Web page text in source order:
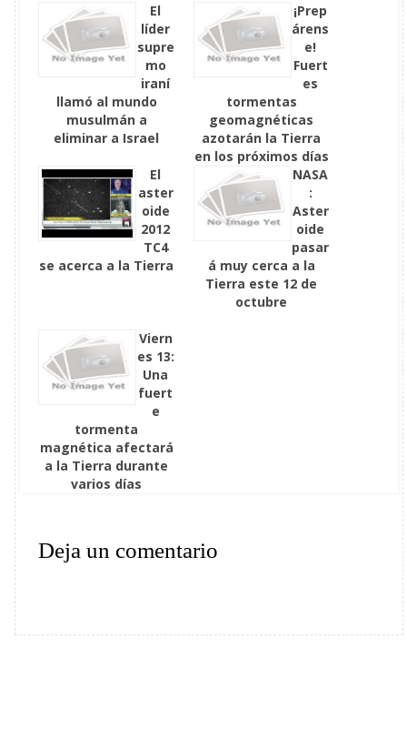
El
líder
supre
mo
iraní
llamó al mundo
musulmán a
eliminar a Israel
¡Prep
árens
e!
Fuert
es
tormentas
geomagnéticas
azotarán la Tierra
en los próximos días
El
aster
oide
2012
TC4
se acerca a la Tierra
NASA
:
Aster
oide
pasar
á muy cerca a la
Tierra este 12 de
octubre
Viern
es 13:
Una
fuert
e
tormenta
magnética afectará
a la Tierra durante
varios días
Deja un comentario